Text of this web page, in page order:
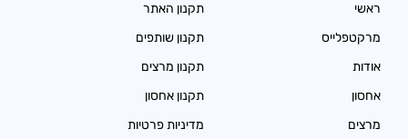
ראשי
מרקטפלייס
אודות
אחסון
מרצים
תקנון האתר
תקנון שותפים
תקנון מרצים
תקנון אחסון
מדיניות פרטיות